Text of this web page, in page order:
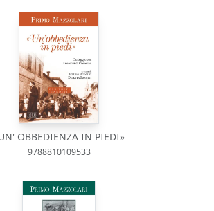
OBBEDIENZA IN PIEDI»
9788810109533